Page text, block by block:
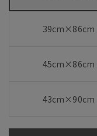
39cm×86cm
45cm×86cm
43cm×90cm